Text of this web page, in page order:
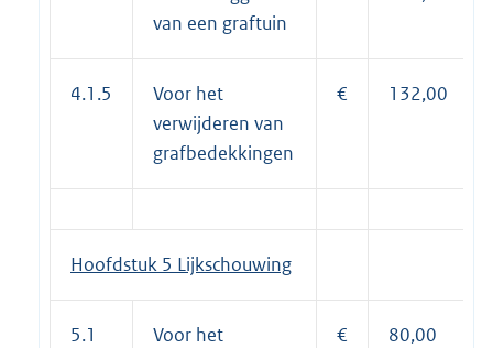
van een graftuin
4.1.5
Voor het
verwijderen van
grafbedekkingen
€ 132,00
Hoofdstuk 5 Lijkschouwing
5.1
Voor het
€ 80,00